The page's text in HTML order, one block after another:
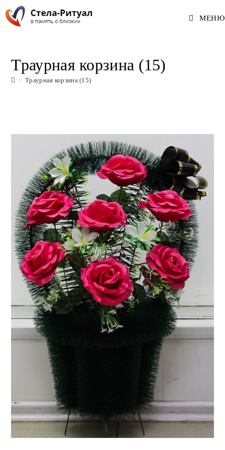
Перейти
МЕНЮ
Траурная корзина (15)
> Траурная корзина (15)